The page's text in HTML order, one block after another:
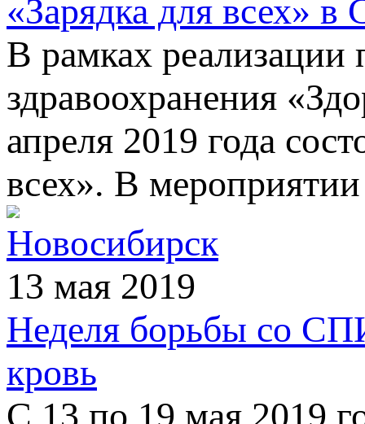
«Зарядка для всех» в
В рамках реализации
здравоохранения
апреля 2019 года
всех». В
Новосибирск
13 мая 2019
Неделя борьбы со
кровь
С 13 по 19 мая 2019